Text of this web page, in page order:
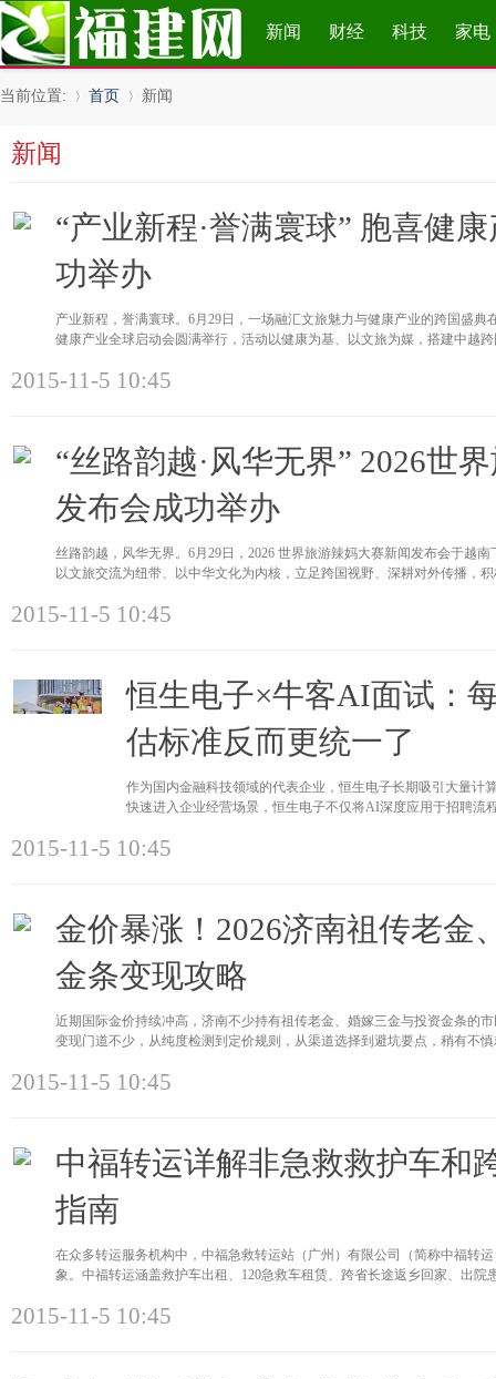
新闻 财经 科技 家电
当前位置: 首页 新闻
新闻
“产业新程·誉满寰球” 胞喜健
功举办
产业新程，誉满寰球。6月29日，一场融汇文旅魅力与健康产业的跨国盛
健康产业全球启动会圆满举行，活动以健康为基、以文旅为媒，搭建中越
2015-11-5 10:45
“丝路韵越·风华无界” 2026世
发布会成功举办
丝路韵越，风华无界。6月29日，2026 世界旅游辣妈大赛新闻发布会于越
以文旅交流为纽带、以中华文化为内核，立足跨国视野、深耕对外传播，
2015-11-5 10:45
恒生电子×牛客AI面试：
估标准反而更统一了
作为国内金融科技领域的代表企业，恒生电子长期吸引大量计
快速进入企业经营场景，恒生电子不仅将AI深度应用于招聘流
2015-11-5 10:45
金价暴涨！2026济南祖传老金
金条变现攻略
近期国际金价持续冲高，济南不少持有祖传老金、婚嫁三金与投资金条的
变现门道不少，从纯度检测到定价规则，从渠道选择到避坑要点，稍有不
2015-11-5 10:45
中福转运详解非急救救护车和
指南
在众多转运服务机构中，中福急救转运站（广州）有限公司（简称中福转
象。中福转运涵盖救护车出租、120急救车租赁、跨省长途返乡回家、出院
2015-11-5 10:45